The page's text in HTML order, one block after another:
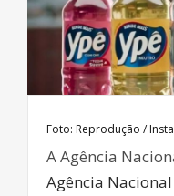
Foto: Reprodução /
A Agência
Agência